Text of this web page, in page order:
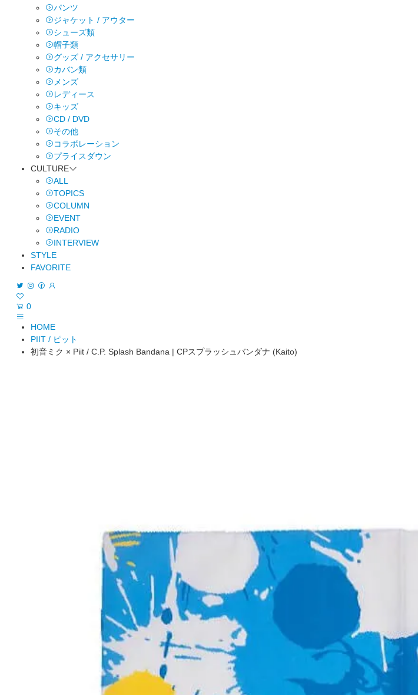
パンツ
ジャケット / アウター
シューズ類
帽子類
グッズ / アクセサリー
カバン類
メンズ
レディース
キッズ
CD / DVD
その他
コラボレーション
プライスダウン
CULTURE
ALL
TOPICS
COLUMN
EVENT
RADIO
INTERVIEW
STYLE
FAVORITE
0
HOME
PIIT / ピット
初音ミク × Piit / C.P. Splash Bandana | CPスプラッシュバンダナ (Kaito)